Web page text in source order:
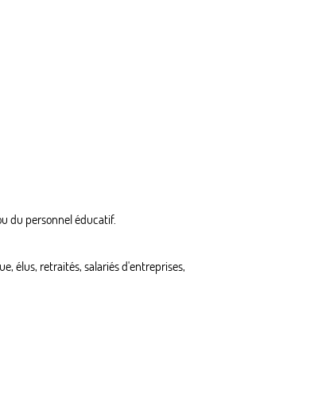
du personnel éducatif.
élus, retraités, salariés d'entreprises,